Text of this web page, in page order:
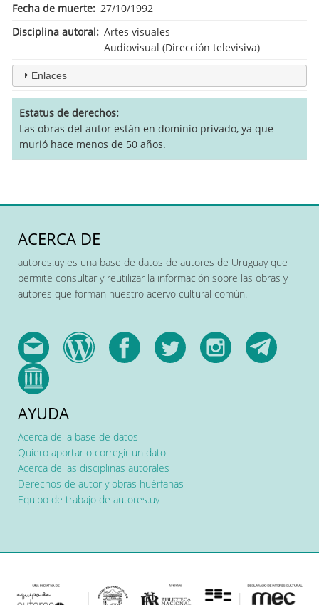
Fecha de muerte
27/10/1992
Disciplina autoral
Artes visuales
Audiovisual (Dirección televisiva)
Enlaces
Estatus de derechos
Las obras del autor están en dominio privado, ya que
murió hace menos de 50 años.
ACERCA DE
autores.uy es una base de datos de autores de Uruguay que
permite consultar y reutilizar la información sobre las obras y
autores que forman nuestro acervo cultural común.
AYUDA
Acerca de la base de datos
Quiero aportar o corregir un dato
Acerca de las disciplinas autorales
Derechos de autor y obras huérfanas
Equipo de trabajo de autores.uy